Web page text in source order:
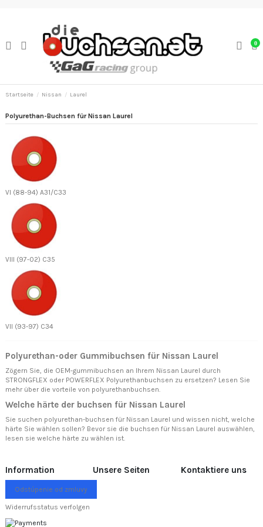
0
Startseite Nissan Laurel
Polyurethan-Buchsen für Nissan Laurel
VI (88-94) A31/C33
VIII (97-02) C35
VII (93-97) C34
Polyurethan-oder Gummibuchsen für Nissan Laurel
Zögern Sie, die OEM-gummibuchsen an Ihrem Nissan Laurel durch
STRONGFLEX oder POWERFLEX Polyurethanbuchsen zu ersetzen? Lesen Sie
mehr über die vorteile von polyurethanbuchsen.
Welche härte der buchsen für Nissan Laurel
Sie suchen polyurethan-buchsen für Nissan Laurel und wissen nicht, welche
härte Sie wählen sollen? Bevor sie die buchsen für Nissan Laurel auswählen,
lesen sie welche härte zu wählen ist.
Information Unsere Seiten Kontaktiere uns
Odstúpenie od zmluvy
Widerrufsstatus verfolgen